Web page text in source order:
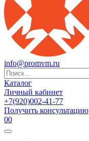
info@promvm.ru
Каталог
Личный кабинет
+7(920)002-41-77
Получить консультацию
00